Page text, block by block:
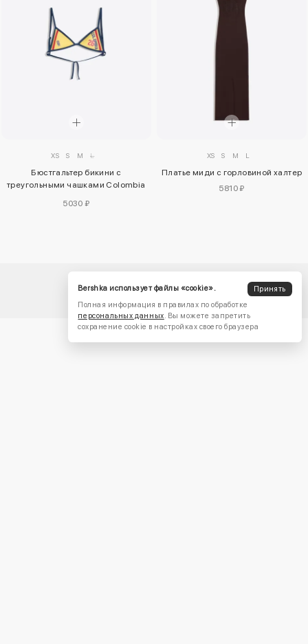
XS S M L
Бюстгальтер бикини с
треугольными чашками Colombia
5030 ₽
XS S M L
Платье миди с горловиной халтер
5810 ₽
Bershka использует файлы «cookie».
Принять
Полная информация в правилах по обработке
персональных данных. Вы можете запретить
сохранение cookie в настройках своего браузера